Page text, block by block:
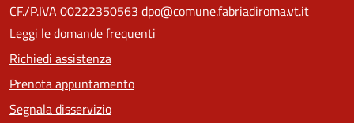
CF./P.IVA 00222350563 dpo@comune.fabriadiroma.vt.it
Leggi le domande frequenti
Richiedi assistenza
Prenota appuntamento
Segnala disservizio